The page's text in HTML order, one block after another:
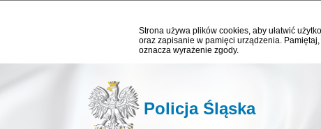
Strona używa plików cookies, aby ułatwić
oraz zapisanie w pamięci urządzenia.
oznacza wyrażenie zgody.
Policja Śląska